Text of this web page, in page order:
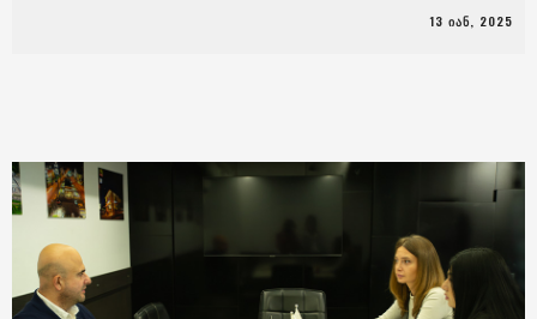
13 ᲘᲐᲜ, 2025